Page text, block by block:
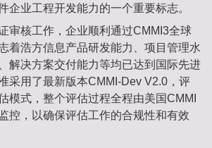
企业工程开发能力的一个重要标志。
审核工作，企业顺利通过CMMI3全球
着浩方信息产品研发能力、项目管理水
解决方案交付能力等均已达到国际先进
采用了最新版本CMMI-Dev V2.0，评
模式，整个评估过程全程由美国CMMI
控，以确保评估工作的合规性和有效